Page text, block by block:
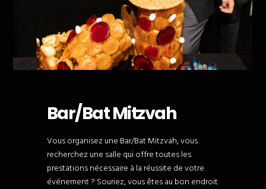
Bar/Bat Mitzvah
Vous organisez une Bar/Bat Mitzvah, vous
recherchez une salle qui offre toutes les
prestations nécessaire à la réussite de votre
événement ? Souriez, vous êtes au bon endroit.